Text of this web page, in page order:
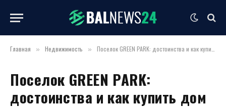
Главная » Недвижимость » Поселок GREEN PARK: достоинства и как купить дом
Поселок GREEN PARK:
достоинства и как купить дом